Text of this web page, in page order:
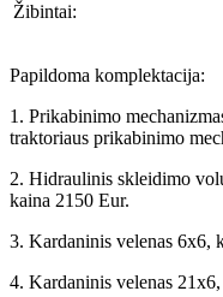
Žibintai:
Papildoma komplektacija:
1. Prikabinimo
traktoriaus prikabinimo
2. Hidraulinis skleidimo
kaina 2150 Eur.
3. Kardaninis velenas 6x6,
4. Kardaninis velenas